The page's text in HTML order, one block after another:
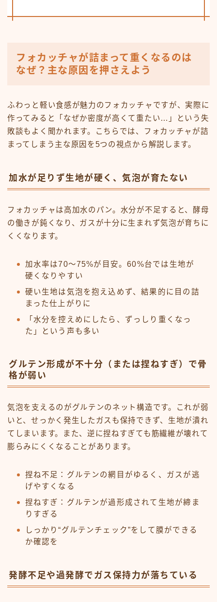
フォカッチャが詰まって重くなるのは
なぜ？主な原因を押さえよう
ふわっと軽い食感が魅力のフォカッチャですが、実際に
作ってみると「なぜか密度が高くて重たい…」という失
敗談もよく聞かれます。こちらでは、フォカッチャが詰
まってしまう主な原因を5つの視点から解説します。
加水が足りず生地が硬く、気泡が育たない
フォカッチャは高加水のパン。水分が不足すると、酵母
の働きが鈍くなり、ガスが十分に生まれず気泡が育ちに
くくなります。
加水率は70〜75%が目安。60%台では生地が
硬くなりやすい
硬い生地は気泡を抱え込めず、結果的に目の詰
まった仕上がりに
「水分を控えめにしたら、ずっしり重くなっ
た」という声も多い
グルテン形成が不十分（または捏ねすぎ）で骨
格が弱い
気泡を支えるのがグルテンのネット構造です。これが弱
いと、せっかく発生したガスも保持できず、生地が潰れ
てしまいます。また、逆に捏ねすぎても筋繊維が壊れて
膨らみにくくなることがあります。
捏ね不足：グルテンの網目がゆるく、ガスが逃
げやすくなる
捏ねすぎ：グルテンが過形成されて生地が締ま
りすぎる
しっかり“グルテンチェック”をして膜ができる
か確認を
発酵不足や過発酵でガス保持力が落ちている